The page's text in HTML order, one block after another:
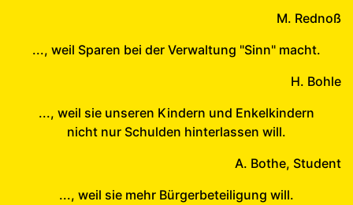
M. Rednoß
..., weil Sparen bei der Verwaltung "Sinn" macht.
H. Bohle
..., weil sie unseren Kindern und Enkelkindern
nicht nur Schulden hinterlassen will.
A. Bothe, Student
..., weil sie mehr Bürgerbeteiligung will.